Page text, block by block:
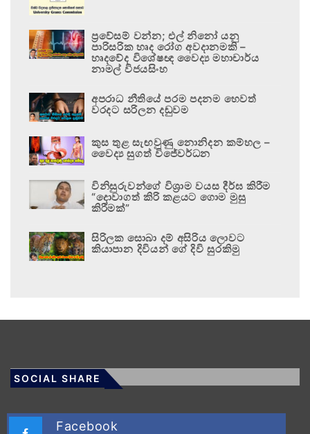
ප්‍රවේසම් වන්න; එල් නිනෝ යනු
පාරිසරික හෘද රෝග අවදානමකි –
හෘදවේද විශේෂඥ වෛද්‍ය මහාචාර්ය
නාමල් විජයසිංහ
අපරාධ නීතියේ පරම පදනම හෙවත්
වරදට සරිලන දඬුවම
කුස තුළ සැඟවුණු නොනිදන කම්හල –
වෛද්‍ය සුගත් විජේවර්ධන
විනිසුරුවන්ගේ විශ්‍රාම වයස දීර්ඝ කිරීම
“දොවාගත් කිරි කළයට ගොම මුසු
කිරීමක්”
සිරිලක සොබා දම් අසිරිය ලොවට
කියාපාන දිවියන් ගේ දිවි සුරකිමු
SOCIAL SHARE
Facebook